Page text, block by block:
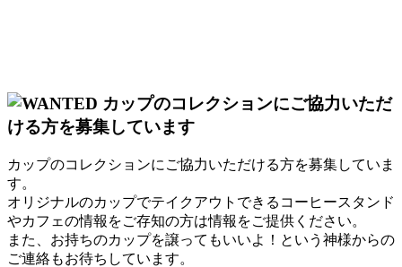
カップのコレクションにご協力いただける方を募集していま
す。
オリジナルのカップでテイクアウトできるコーヒースタンド
やカフェの情報をご存知の方は情報をご提供ください。
また、お持ちのカップを譲ってもいいよ！という神様からの
ご連絡もお待ちしています。